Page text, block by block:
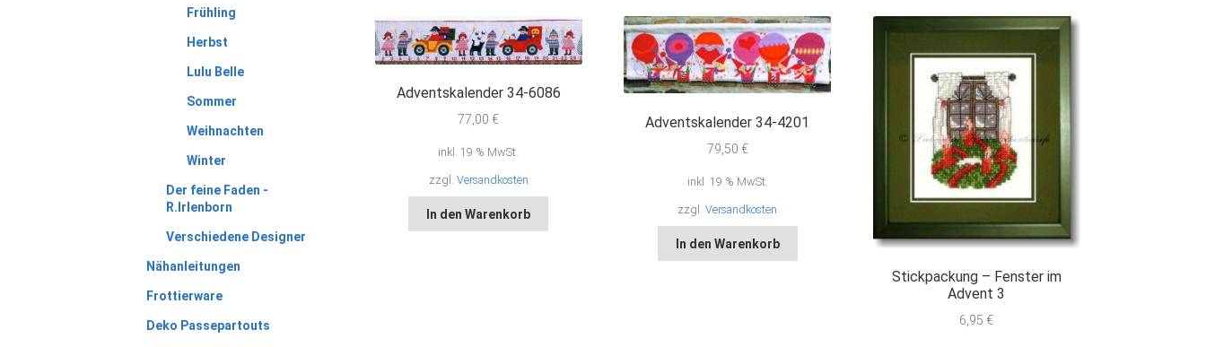
Adventskalender 34-6086
77,00 €
inkl. 19 % MwSt.
zzgl. Versandkosten
In den Warenkorb
Adventskalender 34-4201
79,50 €
inkl. 19 % MwSt.
zzgl.Versandkosten
In den Warenkorb
Stickpackung – Fenster im
Advent 3
6,95 €
Frühling
Herbst
Lulu Belle
Sommer
Weihnachten
Winter
Der feine Faden -
R.Irlenborn
Verschiedene Designer
Nähanleitungen
Frottierware
Deko Passepartouts